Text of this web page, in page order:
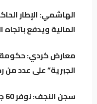
المرصد
السوق
الهاشمي: الإطار
المالية ويدفع
معارض كردي: حكومة
الجبرية” على عدد من